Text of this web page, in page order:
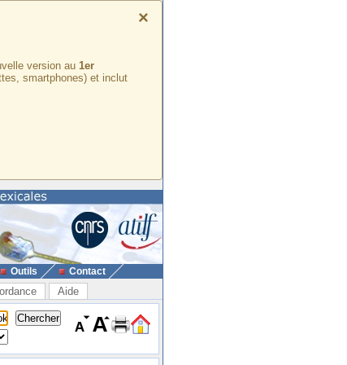
×
version au 1er
smartphones) et inclut
Outils Contact
Aide